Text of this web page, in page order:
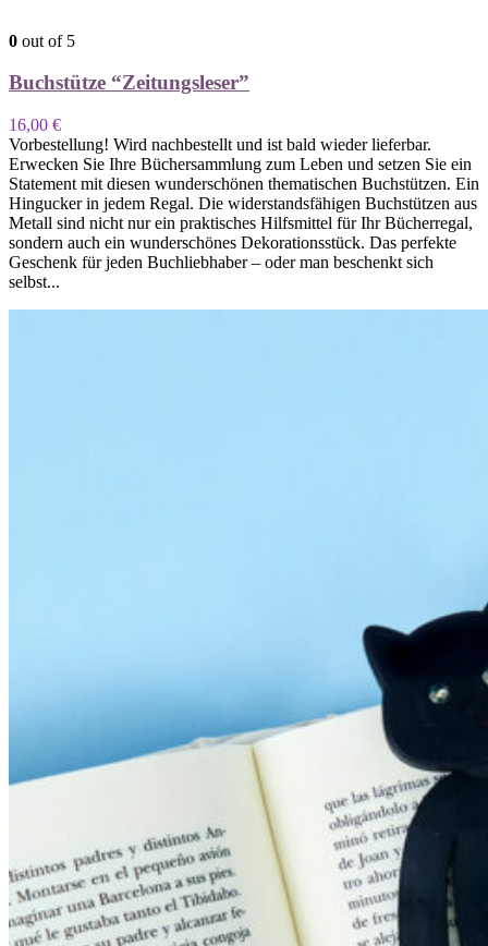
0 out of 5
Buchstütze “Zeitungsleser”
16,00 €
Vorbestellung! Wird nachbestellt und ist bald wieder lieferbar.
Erwecken Sie Ihre Büchersammlung zum Leben und setzen Sie ein
Statement mit diesen wunderschönen thematischen Buchstützen. Ein
Hingucker in jedem Regal. Die widerstandsfähigen Buchstützen aus
Metall sind nicht nur ein praktisches Hilfsmittel für Ihr Bücherregal,
sondern auch ein wunderschönes Dekorationsstück. Das perfekte
Geschenk für jeden Buchliebhaber – oder man beschenkt sich
selbst...